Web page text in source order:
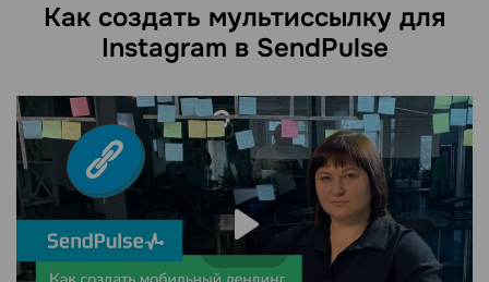
Как создать мультиссылку для
Instagram в SendPulse